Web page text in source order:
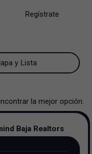
Regístrate
lista
y Lista
la mejor opción.
Baja Realtors